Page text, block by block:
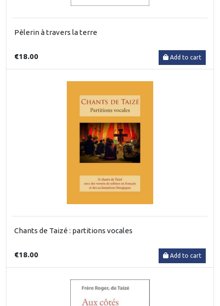
Pèlerin à travers la terre
€18.00 Add to cart
Chants de Taizé : partitions vocales
€18.00 Add to cart